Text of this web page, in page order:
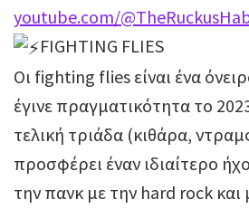
youtube.com/
FIGHTING FLIES
Οι fighting flies είναι ένα
έγινε πραγματικότητα το
τελική τριάδα (κιθάρα,
προσφέρει έναν ιδιαίτερο
την πανκ με την hard rock